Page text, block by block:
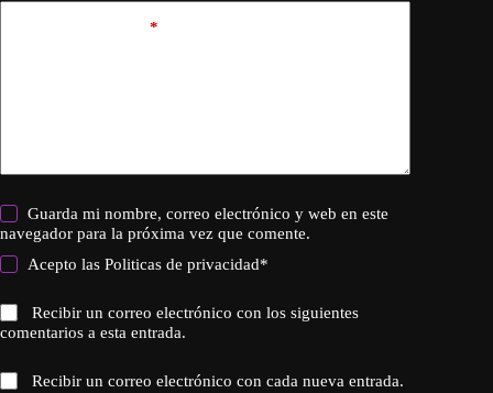
*
Guarda mi nombre, correo electrónico y web en este
navegador para la próxima vez que comente.
Acepto lasPoliticas de privacidad*
Recibir un correo electrónico con los siguientes
comentarios a esta entrada.
Recibir un correo electrónico con cada nueva entrada.